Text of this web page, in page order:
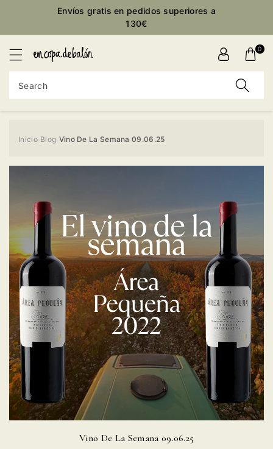
Envíos gratis en pedidos superiores a
130€
Search
0
Inicio› Blog Vino De La Semana 09.06.25
Vino De La Semana 09.06.25